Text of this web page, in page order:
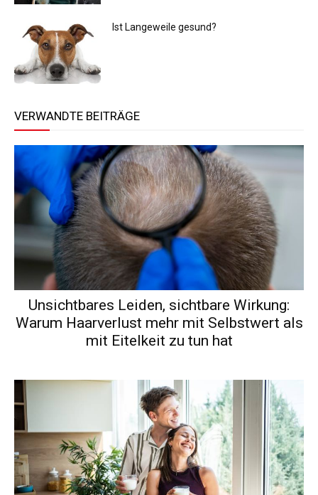
Ist Langeweile gesund?
VERWANDTE BEITRÄGE
Unsichtbares Leiden, sichtbare Wirkung:
Warum Haarverlust mehr mit Selbstwert als
mit Eitelkeit zu tun hat